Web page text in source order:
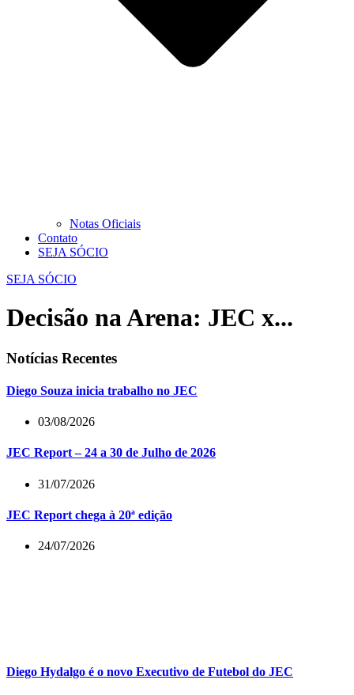
Notas Oficiais
Contato
SEJA SÓCIO
SEJA SÓCIO
Decisão na Arena: JEC x...
Notícias Recentes
Diego Souza inicia trabalho no JEC
03/08/2026
JEC Report – 24 a 30 de Julho de 2026
31/07/2026
JEC Report chega à 20ª edição
24/07/2026
Diego Hydalgo é o novo Executivo de Futebol do JEC